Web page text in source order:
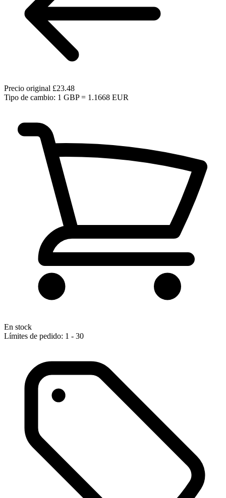
Precio original £23.48
Tipo de cambio: 1 GBP = 1.1668 EUR
En stock
Límites de pedido: 1 - 30